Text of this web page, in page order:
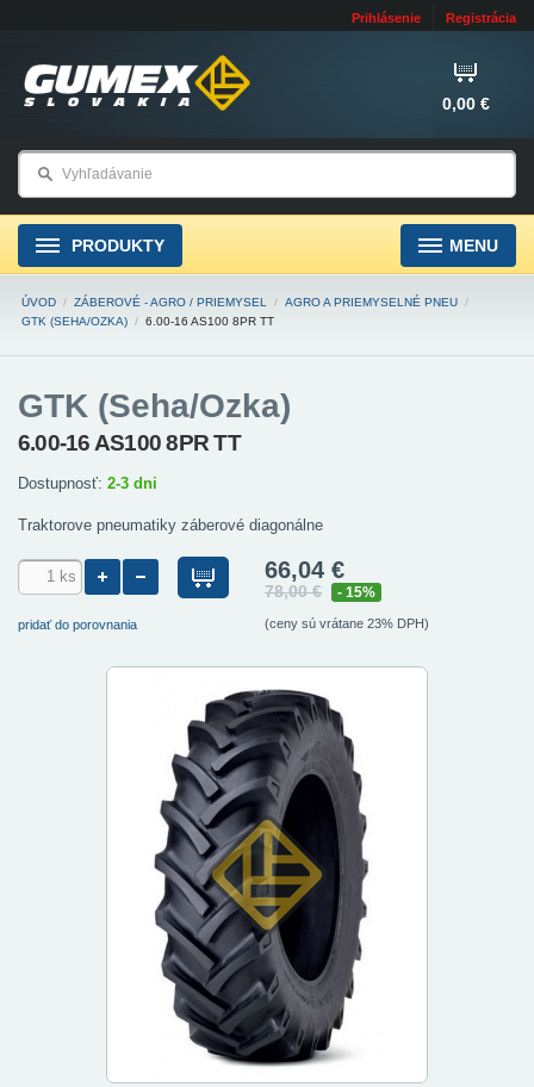
Prihlásenie Registrácia
0,00 €
PRODUKTY MENU
ÚVOD / ZÁBEROVÉ - AGRO / PRIEMYSEL / AGRO A PRIEMYSELNÉ PNEU /
GTK (SEHA/OZKA) / 6.00-16 AS100 8PR TT
GTK (Seha/Ozka)
6.00-16 AS100 8PR TT
Dostupnosť: 2-3 dni
Traktorove pneumatiky záberové diagonálne
pridať do porovnania
66,04 €
78,00 € - 15%
(ceny sú vrátane 23% DPH)